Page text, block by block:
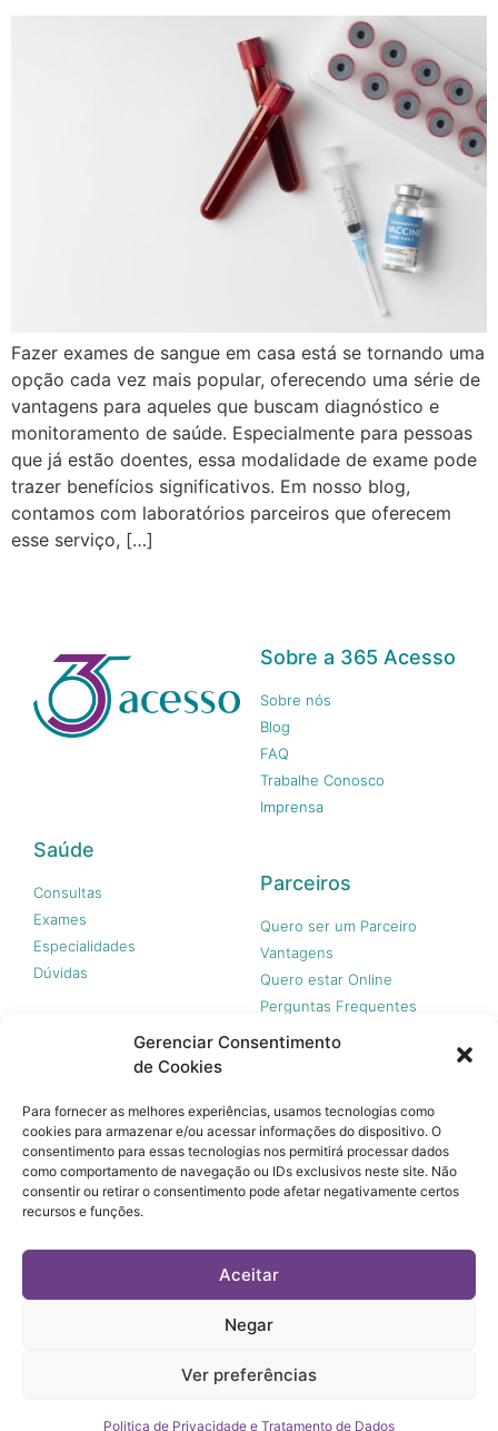
Gerenciar Consentimento
de Cookies
Para fornecer as melhores experiências, usamos tecnologias como
cookies para armazenar e/ou acessar informações do dispositivo. O
consentimento para essas tecnologias nos permitirá processar dados
como comportamento de navegação ou IDs exclusivos neste site. Não
consentir ou retirar o consentimento pode afetar negativamente certos
recursos e funções.
Aceitar
Negar
Ver preferências
Politica de Privacidade e Tratamento de Dados
Fazer exames de sangue em casa está se tornando uma
opção cada vez mais popular, oferecendo uma série de
vantagens para aqueles que buscam diagnóstico e
monitoramento de saúde. Especialmente para pessoas
que já estão doentes, essa modalidade de exame pode
trazer benefícios significativos. Em nosso blog,
contamos com laboratórios parceiros que oferecem
esse serviço, […]
Sobre a 365 Acesso
Sobre nós
Blog
FAQ
Trabalhe Conosco
Imprensa
Saúde
Consultas
Exames
Especialidades
Dúvidas
Parceiros
Quero ser um Parceiro
Vantagens
Quero estar Online
Perguntas Frequentes
cobertura financeira de riscos e de custos assistenciais à
saúde. Você paga apenas quando usar, sem taxa de adesão,
mensalidades ou anuidades.